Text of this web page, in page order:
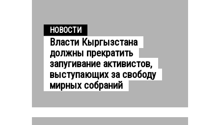
НОВОСТИ
Власти Кыргызстана
должны прекратить
запугивание активистов,
выступающих за свободу
мирных собраний